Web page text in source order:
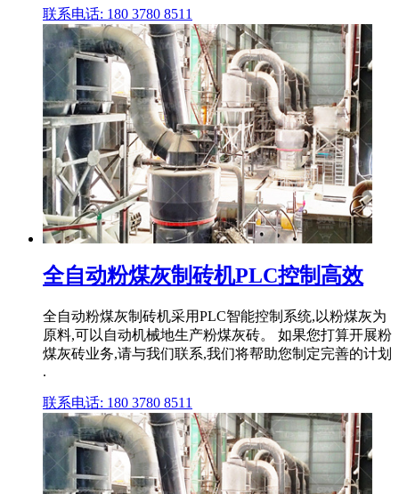
联系电话: 180 3780 8511
全自动粉煤灰制砖机PLC控制高效
全自动粉煤灰制砖机采用PLC智能控制系统,以粉煤灰为
原料,可以自动机械地生产粉煤灰砖。 如果您打算开展粉
煤灰砖业务,请与我们联系,我们将帮助您制定完善的计划
.
联系电话: 180 3780 8511